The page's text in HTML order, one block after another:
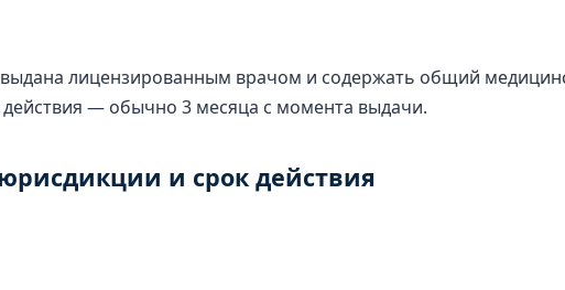
лицензированным врачом и содержать общий
действия — обычно 3 месяца с момента выдачи.
и срок действия